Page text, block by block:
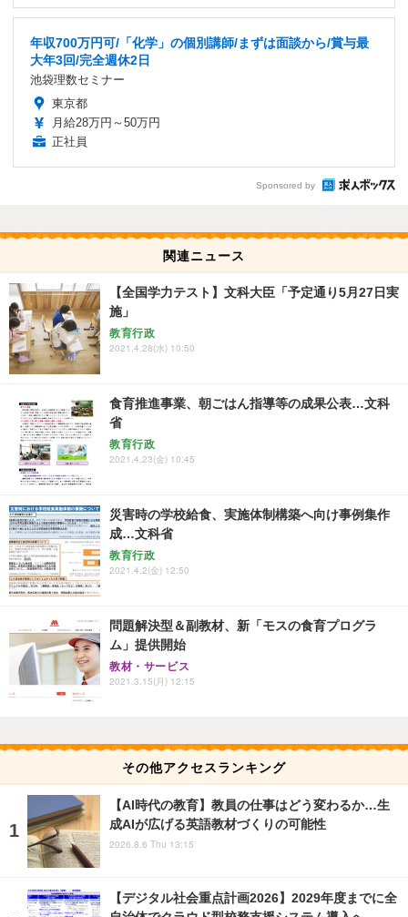
年収700万円可/「化学」の個別講師/まずは面談から/賞与最
大年3回/完全週休2日
池袋理数セミナー
東京都
月給28万円～50万円
正社員
Sponsored by
関連ニュース
【全国学力テスト】文科大臣「予定通り5月27日実
施」
教育行政
2021.4.28(水) 10:50
食育推進事業、朝ごはん指導等の成果公表…文科
省
教育行政
2021.4.23(金) 10:45
災害時の学校給食、実施体制構築へ向け事例集作
成…文科省
教育行政
2021.4.2(金) 12:50
問題解決型＆副教材、新「モスの食育プログラ
ム」提供開始
教材・サービス
2021.3.15(月) 12:15
その他アクセスランキング
【AI時代の教育】教員の仕事はどう変わるか…生
成AIが広げる英語教材づくりの可能性
2026.8.6 Thu 13:15
【デジタル社会重点計画2026】2029年度までに全